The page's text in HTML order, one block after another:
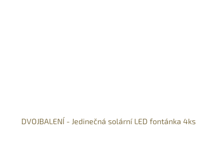
DVOJBALENÍ - Jedinečná solární LED fontánka 4ks